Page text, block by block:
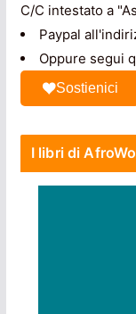
C/C intestato a
Paypal
Oppure segui
Sostienici
I libri di